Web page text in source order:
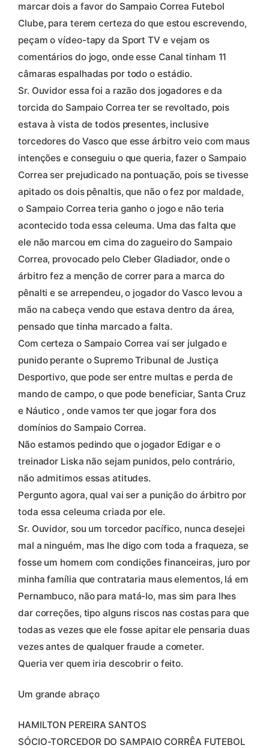
marcar dois a favor do Sampaio Correa Futebol
Clube, para terem certeza do que estou escrevendo,
peçam o vídeo-tapy da Sport TV e vejam os
comentários do jogo, onde esse Canal tinham 11
câmaras espalhadas por todo o estádio.
Sr. Ouvidor essa foi a razão dos jogadores e da
torcida do Sampaio Correa ter se revoltado, pois
estava à vista de todos presentes, inclusive
torcedores do Vasco que esse árbitro veio com maus
intenções e conseguiu o que queria, fazer o Sampaio
Correa ser prejudicado na pontuação, pois se tivesse
apitado os dois pênaltis, que não o fez por maldade,
o Sampaio Correa teria ganho o jogo e não teria
acontecido toda essa celeuma. Uma das falta que
ele não marcou em cima do zagueiro do Sampaio
Correa, provocado pelo Cleber Gladiador, onde o
árbitro fez a menção de correr para a marca do
pênalti e se arrependeu, o jogador do Vasco levou a
mão na cabeça vendo que estava dentro da área,
pensado que tinha marcado a falta.
Com certeza o Sampaio Correa vai ser julgado e
punido perante o Supremo Tribunal de Justiça
Desportivo, que pode ser entre multas e perda de
mando de campo, o que pode beneficiar, Santa Cruz
e Náutico , onde vamos ter que jogar fora dos
domínios do Sampaio Correa.
Não estamos pedindo que o jogador Edigar e o
treinador Liska não sejam punidos, pelo contrário,
não admitimos essas atitudes.
Pergunto agora, qual vai ser a punição do árbitro por
toda essa celeuma criada por ele.
Sr. Ouvidor, sou um torcedor pacífico, nunca desejei
mal a ninguém, mas lhe digo com toda a fraqueza, se
fosse um homem com condições financeiras, juro por
minha família que contrataria maus elementos, lá em
Pernambuco, não para matá-lo, mas sim para lhes
dar correções, tipo alguns riscos nas costas para que
todas as vezes que ele fosse apitar ele pensaria duas
vezes antes de qualquer fraude a cometer.
Queria ver quem iria descobrir o feito.
Um grande abraço
HAMILTON PEREIRA SANTOS
SÓCIO-TORCEDOR DO SAMPAIO CORRÊA FUTEBOL